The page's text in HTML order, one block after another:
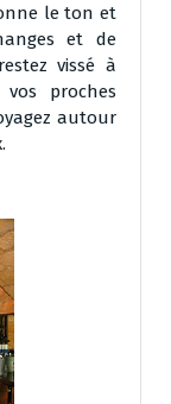
le ton et
et de
vissé à
proches
autour